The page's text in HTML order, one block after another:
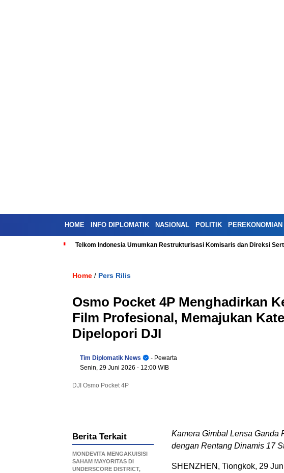
HOME INFO DIPLOMATIK NASIONAL POLITIK PEREKONOMIAN
Telkom Indonesia Umumkan Restrukturisasi Komisaris dan Direksi
Home / Pers Rilis
Osmo Pocket 4P Menghadirkan
Film Profesional, Memajukan
Dipelopori DJI
Tim Diplomatik News
- Pewarta
Senin, 29 Juni 2026 - 12:00 WIB
DJI Osmo Pocket 4P
Kamera Gimbal Lensa Ganda
dengan Rentang Dinamis 17
SHENZHEN, Tiongkok, 29
Berita Terkait
MONDEVITA MENGAKUISISI
SAHAM MAYORITAS DI
UNDERSCORE DISTRICT,